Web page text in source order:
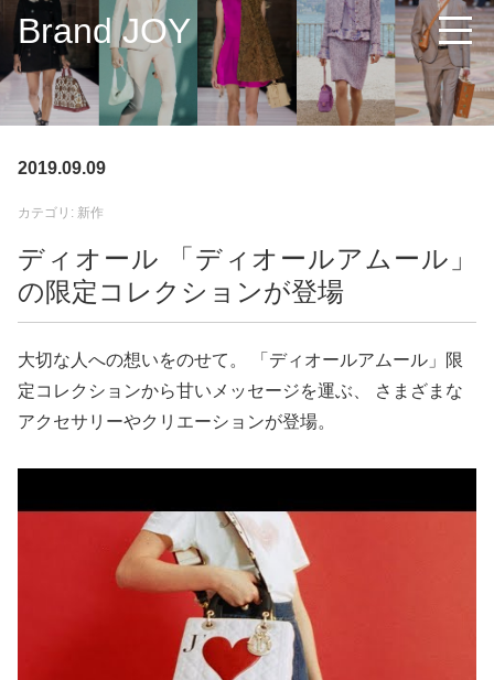
Brand JOY
2019.09.09
カテゴリ: 新作
ディオール 「ディオールアムール」
の限定コレクションが登場
大切な人への想いをのせて。 「ディオールアムール」限
定コレクションから甘いメッセージを運ぶ、 さまざまな
アクセサリーやクリエーションが登場。